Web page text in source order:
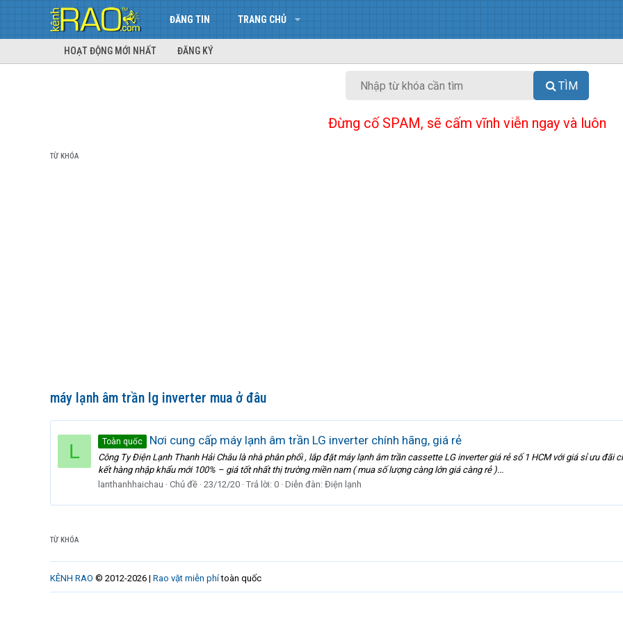
ĐĂNG TIN TRANG CHỦ
HOẠT ĐỘNG MỚI NHẤT ĐĂNG KÝ
TÌM
Đừng cố SPAM, sẽ cấm vĩnh viễn ngay và luôn
TỪ KHÓA
máy lạnh âm trần lg inverter mua ở đâu
L Toàn quốc Nơi cung cấp máy lạnh âm trần LG inverter chính hãng, giá rẻ
Công Ty Điện Lạnh Thanh Hải Châu là nhà phân phối , lắp đặt máy lạnh âm trần cassette LG inverter giá rẻ số 1 HCM với giá sỉ ưu đãi
kết hàng nhập khẩu mới 100% – giá tốt nhất thị trường miền nam ( mua số lượng càng lớn giá càng rẻ )...
lanthanhhaichau
Chủ đề 23/12/20 Trả lời: 0 Diễn đàn: Điện lạnh
TỪ KHÓA
KÊNH RAO © 2012-2026 | Rao vặt miễn phítoàn quốc